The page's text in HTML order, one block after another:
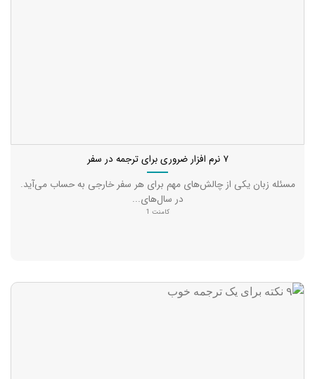
۷ نرم افزار ضروری برای ترجمه در سفر
مسئله زبان یکی از چالش‌های مهم برای هر سفر خارجی به حساب می‌آید.
در سال‌های...
کامنت 1